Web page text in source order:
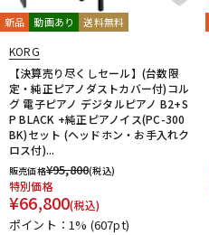
新品 動画あり 送料無料
KORG
【決算売り尽くしセール】(台数限
定・純正ピアノダストカバー付)コル
グ 電子ピアノ デジタルピアノ B2+S
P BLACK +純正ピアノイス(PC-300
BK)セット (ヘッドホン・お手入れク
ロス付)...
販売価格¥95,800(税込)
特別価格
¥66,800(税込)
ポイント：1% (607pt)